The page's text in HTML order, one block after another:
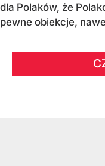
dla Polaków, że
pewne obiekcje,